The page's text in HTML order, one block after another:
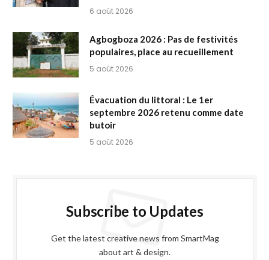
6 août 2026
Agbogboza 2026 : Pas de festivités
populaires, place au recueillement
5 août 2026
Évacuation du littoral : Le 1er
septembre 2026 retenu comme date
butoir
5 août 2026
Subscribe to Updates
Get the latest creative news from SmartMag
about art & design.